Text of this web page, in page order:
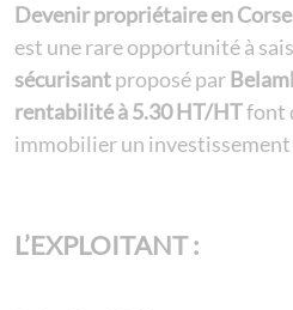
Devenir propriétaire en
est une rare opportunité à
sécurisantproposé par
rentabilité à 5.30 HT/HTfont
immobilier un
L’EXPLOITANT :